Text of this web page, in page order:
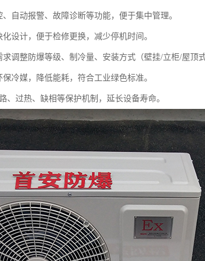
自动报警、故障诊断等功能，便于集中管理。
设计，便于检修更换，减少停机时间。
调整防爆等级、制冷量、安装方式（壁挂/立柜/屋顶
冷媒，降低能耗，符合工业绿色标准。
、过热、缺相等保护机制，延长设备寿命。